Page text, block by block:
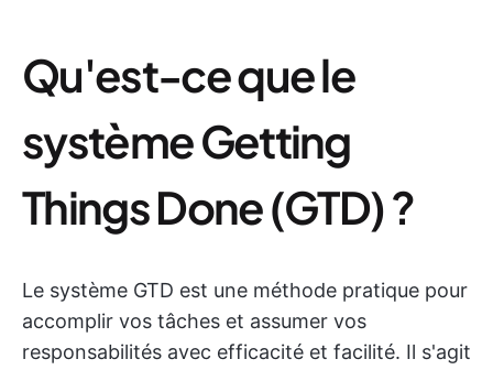
Qu'est-ce que le
système Getting
Things Done (GTD) ?
Le système GTD est une méthode pratique pour
accomplir vos tâches et assumer vos
responsabilités avec efficacité et facilité. Il s'agit